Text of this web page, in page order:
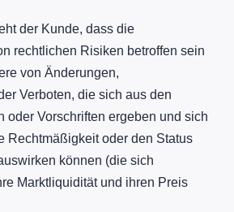
der Kunde, dass die
rechtlichen Risiken betroffen sein
von Änderungen,
Verboten, die sich aus den
oder Vorschriften ergeben und sich
Rechtmäßigkeit oder den Status
können (die sich
Marktliquidität und ihren Preis